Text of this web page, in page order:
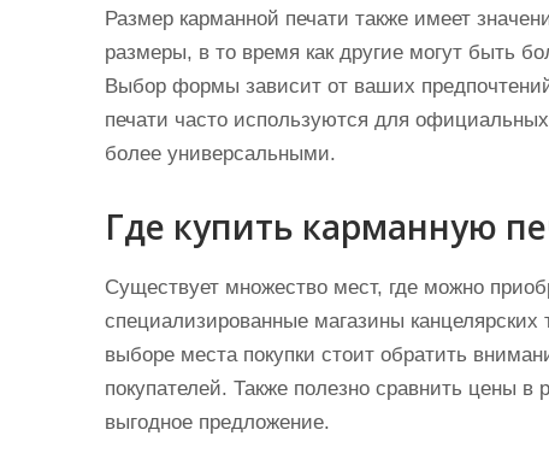
Размер карманной печати также имеет
размеры, в то время как другие могут быть
Выбор формы зависит от ваших
печати часто используются для
более универсальными.
Где купить карманную
Существует множество мест, где можно
специализированные магазины
выборе места покупки стоит обратить
покупателей. Также полезно сравнить цены
выгодное предложение.